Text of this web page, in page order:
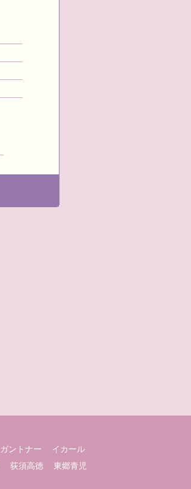
ガントナー
イカール
荻須高徳
東郷青児